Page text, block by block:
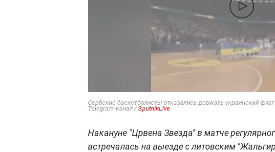
Сербские баскетболисты отказались держать украинский
Telegram-канал /SputnikLive
Накануне "Црвена Звезда" в матче
встречалась на выезде с литовским